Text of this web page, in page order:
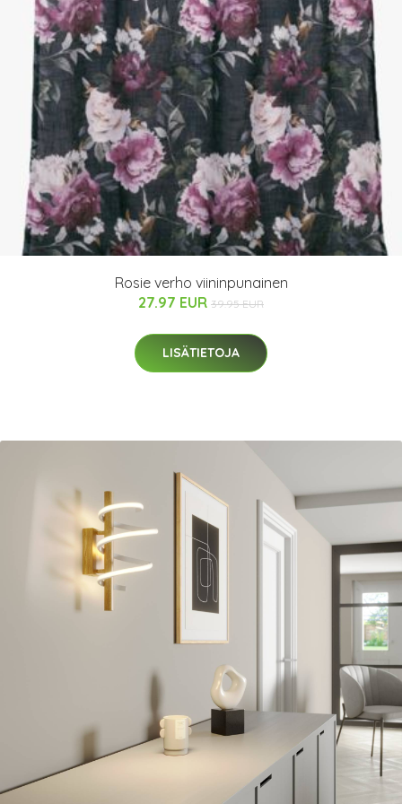
Rosie verho viininpunainen
27.97 EUR 39.95 EUR
LISÄTIETOJA